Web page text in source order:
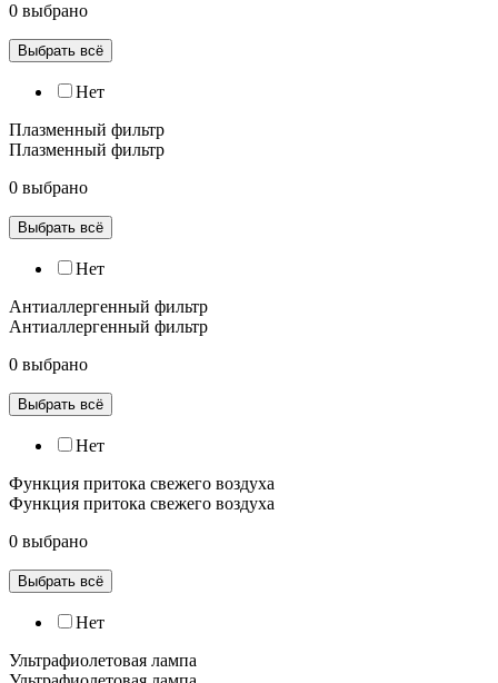
0 выбрано
Выбрать всё
Нет
Плазменный фильтр
Плазменный фильтр
0 выбрано
Выбрать всё
Нет
Антиаллергенный фильтр
Антиаллергенный фильтр
0 выбрано
Выбрать всё
Нет
Функция притока свежего воздуха
Функция притока свежего воздуха
0 выбрано
Выбрать всё
Нет
Ультрафиолетовая лампа